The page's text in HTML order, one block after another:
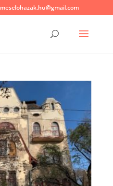
meselohazak.hu@gmail.com